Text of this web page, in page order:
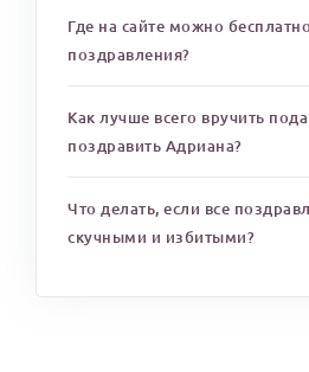
Где на сайте можно
поздравления?
Как лучше всего вручить
поздравить Адриана?
Что делать, если все
скучными и избитыми?